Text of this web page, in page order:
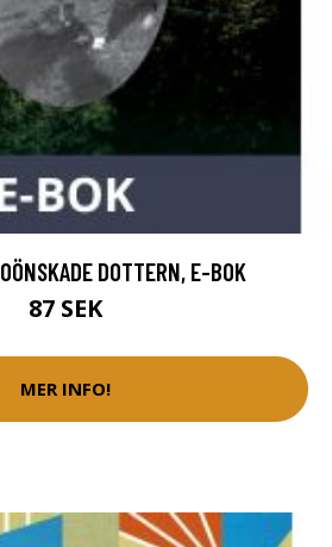
DOTTERN, E-BOK
87 SEK
MER INFO!